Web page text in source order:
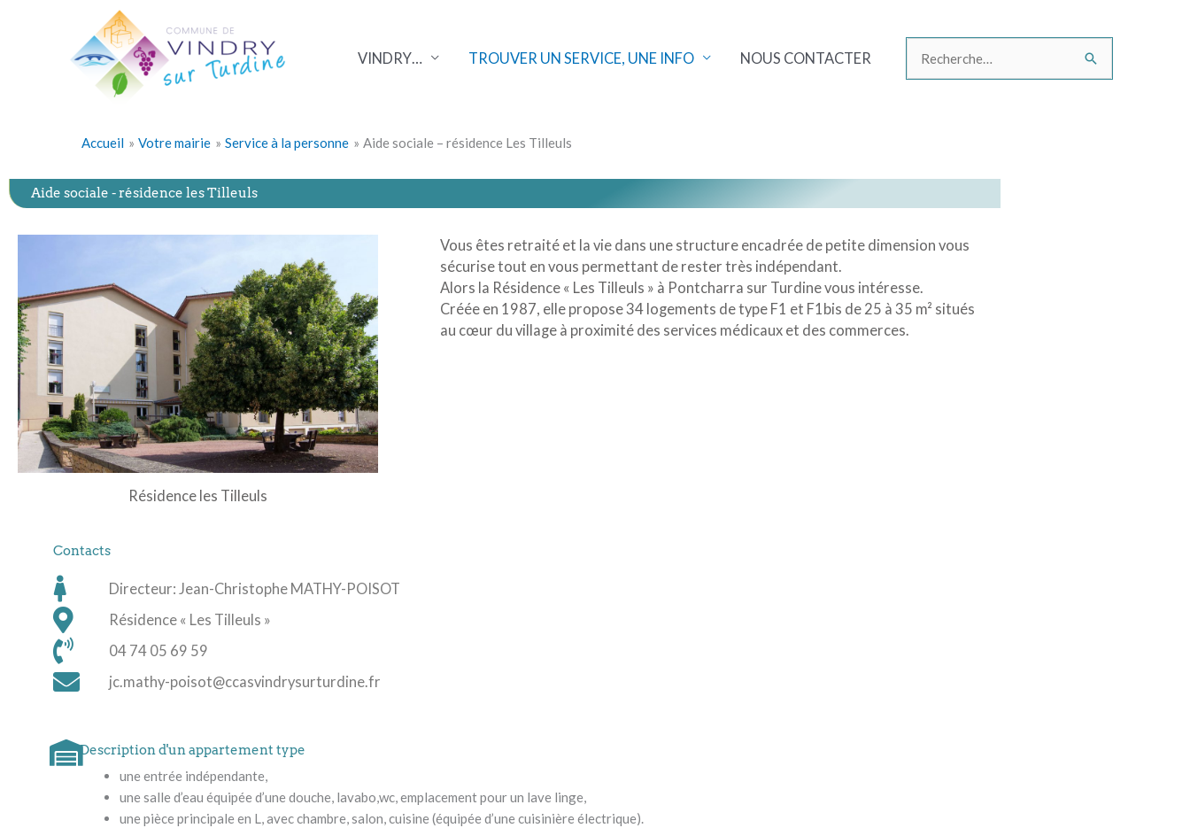
VINDRY… TROUVER UN SERVICE, UNE INFO NOUS CONTACTER Rechercher :
Accueil Votre mairie Service à la personne Aide sociale – résidence Les Tilleuls
Aide sociale - résidence les Tilleuls
Résidence les Tilleuls
Vous êtes retraité et la vie dans une structure encadrée de petite dimension vous
sécurise tout en vous permettant de rester très indépendant.
Alors la Résidence « Les Tilleuls » à Pontcharra sur Turdine vous intéresse.
Créée en 1987, elle propose 34 logements de type F1 et F1bis de 25 à 35 m² situés
au cœur du village à proximité des services médicaux et des commerces.
Contacts
Directeur: Jean-Christophe MATHY-POISOT
Résidence « Les Tilleuls »
04 74 05 69 59
jc.mathy-poisot@ccasvindrysurturdine.fr
Description d'un appartement type
une entrée indépendante,
une salle d’eau équipée d’une douche, lavabo,wc, emplacement pour un lave linge,
une pièce principale en L, avec chambre, salon, cuisine (équipée d’une cuisinière électrique).